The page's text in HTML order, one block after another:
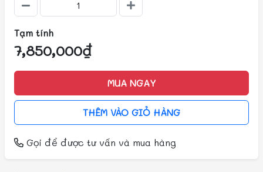
Tạm tính
7,850,000₫
MUA NGAY
THÊM VÀO GIỎ HÀNG
Gọi để được tư vấn và mua hàng